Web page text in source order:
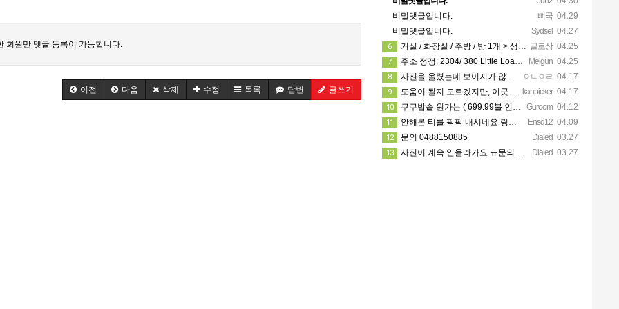
회원만 댓글 등록이 가능합니다.
이전 다음 삭제 수정 목록 답변 글쓰기
뼈국 04.29
비밀댓글입니다.
Sydsel 04.27
비밀댓글입니다.
끌로상 04.25
6
거실 / 화장실 / 주방 / 방 1개 > 생활용품 무료 사용 가능! 카팍은 없어요!
Melgun 04.25
7
주소 정정: 2304/ 380 Little Loansdale street, 3000
ㅇㄴㅇㄹ 04.17
8
사진을 올렸는데 보이지가 않네요 카톡으로 문의주시면 보내드리겠습니다
kanpicker 04.17
9
도움이 될지 모르겠지만, 이곳에 가셔서 가시고자 하는 지역 한인 업소들을 한 번 둘러보세요. https://…
Guroom 04.12
10
쿠쿠밥솥 원가는 ( 699.99불 인데 쿠폰이랑 세일 할때 사서 540에 산거에요!! )
Ensq12 04.09
11
안해본 티를 팍팍 내시네요 링크 5개 다 조립할려면 8시간이상걸릴겁니다ㅋㅋ 근데 툴은 셀프고 100불?? 어…
Dialed 03.27
12
문의 0488150885
Dialed 03.27
13 사진이 계속 안올라가요 ㅠ문의 주시면 사진 보내드릴께요